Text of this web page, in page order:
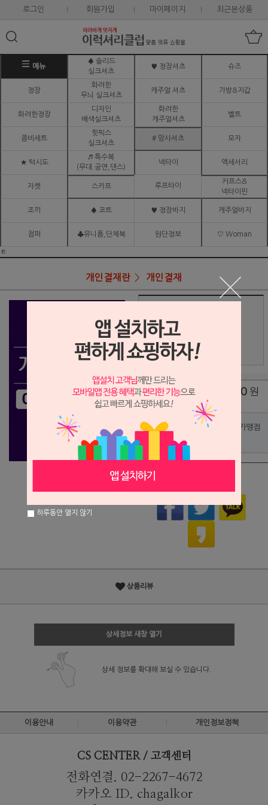
로그인 회원가입 마이페이지 최근본상품
메뉴
♠ 솔리드
실크셔츠
♥ 정장셔츠 슈즈
정장
화려한
무늬 실크셔츠
캐주얼 셔츠 가방&지갑
화려한정장
디자인
배색실크셔츠
화려한
캐주얼셔츠
벨트
콤비세트
핫픽스
실크셔츠
# 망사셔츠 모자
★ 턱시도
♬ 특수복
(무대.공연,댄스)
넥타이 액세서리
자켓 스카프 루프타이
커프스&
넥타이핀
조끼 ♠ 코트 ♥ 정장바지 캐주얼바지
점퍼 ♣유니폼,단체복 원단정보 ♡ Woman
ㅌ
개인결재란 개인결재
상품가 148,000
배송비 (조건)
총 상품 금액 0 원
포인트사용 가맹점
상품리뷰
상세정보 새창 열기
상세 정보를 확대해 보실 수 있습니다.
이용안내 이용약관 개인정보정책
CS CENTER / 고객센터
전화연결. 02-2267-4672
카카오 ID. chagalkor
하루동안 열지 않기